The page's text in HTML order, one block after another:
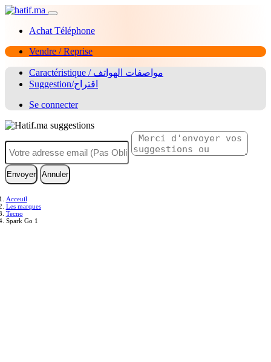
Achat Téléphone
Vendre / Reprise
Caractéristique / مواصفات الهواتف
Suggestion/اقتراح
Se connecter
Envoyer Annuler
Acceuil
Les marques
Tecno
Spark Go 1